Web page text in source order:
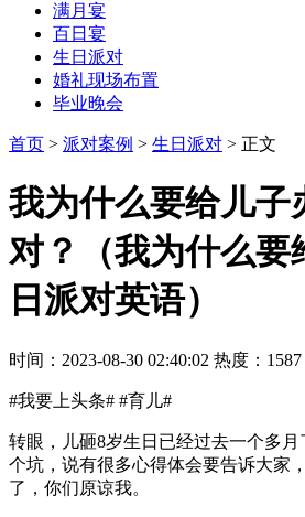
满月宴
百日宴
生日派对
婚礼现场布置
毕业晚会
首页 > 派对案例 > 生日派对 > 正文
我为什么要给儿子
对？（我为什么要
日派对英语）
时间：2023-08-30 02:40:02 热度：1587
#​我要上头条# #育儿#
转眼，儿砸8岁生日已经过去一个多
个坑，说有很多心得体会要告诉大家
了，你们原谅我。